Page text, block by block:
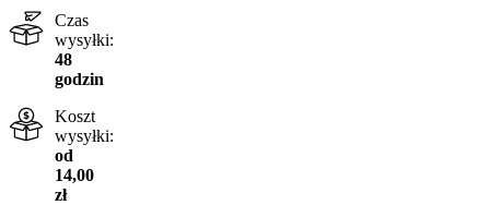
Czas
wysyłki:
48
godzin
Koszt
wysyłki:
od
14,00
zł